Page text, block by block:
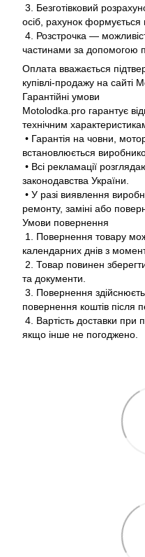
3. Безготівковий
осіб, рахунок формується
4. Розстрочка —
частинами за допомогою
Оплата вважається
купівлі-продажу на сайті
Гарантійні умови
Motolodka.pro гарантує
технічним
• Гарантія на човни,
встановлюється
• Всі рекламації
законодавства України.
• У разі виявлення
ремонту, заміні або
Умови повернення
1. Повернення товару
календарних днів з
2. Товар повинен
та документи.
3. Повернення
повернення коштів після
4. Вартість доставки при
якщо інше не погоджено.